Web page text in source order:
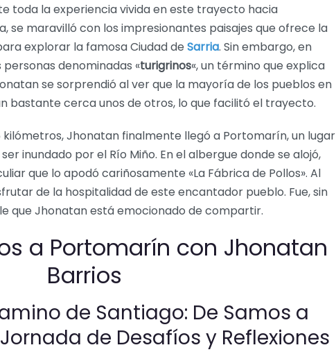
toda la experiencia vivida en este trayecto hacia
se maravilló con los impresionantes paisajes que ofrece la
explorar la famosa Ciudad de Sarria. Sin embargo, en
denominadas «turigrinos«, un término que explica
se sorprendió al ver que la mayoría de los pueblos en
bastante cerca unos de otros, lo que facilitó el trayecto.
kilómetros, Jhonatan finalmente llegó a Portomarín, un lugar
inundado por el Río Miño. En el albergue donde se alojó,
que lo apodó cariñosamente «La Fábrica de Pollos». Al
de la hospitalidad de este encantador pueblo. Fue, sin
que Jhonatan está emocionado de compartir.
a Portomarín con Jhonatan
Barrios
de Santiago: De Samos a
de Desafíos y Reflexiones